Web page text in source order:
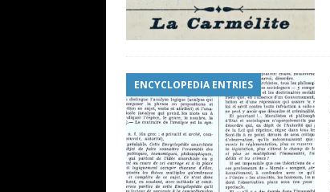
ENCYCLOPEDIA ENTRIES